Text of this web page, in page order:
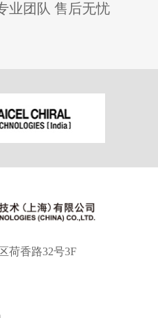
业团队 售后无忧
荷香路32号3F